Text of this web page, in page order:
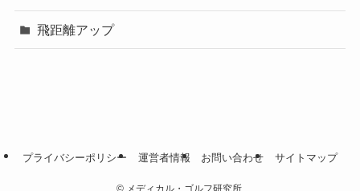
飛距離アップ
プライバシーポリシー 運営者情報 お問い合わせ サイトマップ
©メディカル・ゴルフ研究所.